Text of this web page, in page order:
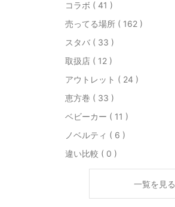
コラボ ( 41 )
売ってる場所 ( 162 )
スタバ ( 33 )
取扱店 ( 12 )
アウトレット ( 24 )
恵方巻 ( 33 )
ベビーカー ( 11 )
ノベルティ ( 6 )
違い比較 ( 0 )
一覧を見る